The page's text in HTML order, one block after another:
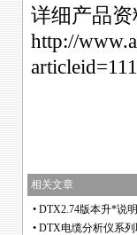
详细产品
http://
articleid=111
相关文章
• DTX2.74版本升*说明
• DTX电缆分析仪系